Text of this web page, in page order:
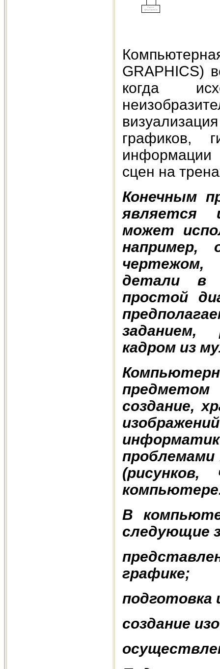
GRAPHICS)
когда
графиков,
информации
сцен на
Конечным
является
может
например,
чертежом,
детали в
простой
заданием,
кадром из
создание,
проблемами
В
следующие
графике;
подготовка
создание